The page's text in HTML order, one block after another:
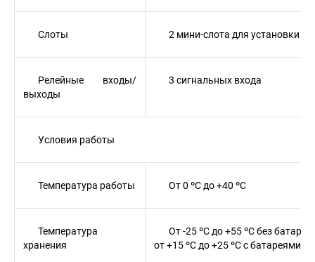
Слоты 2 мини-слота для установки
Релейные входы/
выходы
3 сигнальных входа
Условия работы
Температура работы От 0 ºC до +40 ºC
Температура
хранения
От -25 ºC до +55 ºC без батарей
от +15 ºC до +25 ºC с батареями